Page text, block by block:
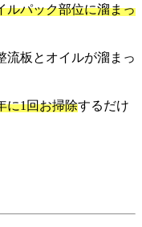
ルパック部位に溜まっ
流板とオイルが溜まっ
に1回お掃除するだけ